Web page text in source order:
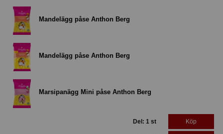
Mandelägg påse Anthon Berg
Mandelägg påse Anthon Berg
Marsipanägg Mini påse Anthon Berg
Del: 1 st Köp